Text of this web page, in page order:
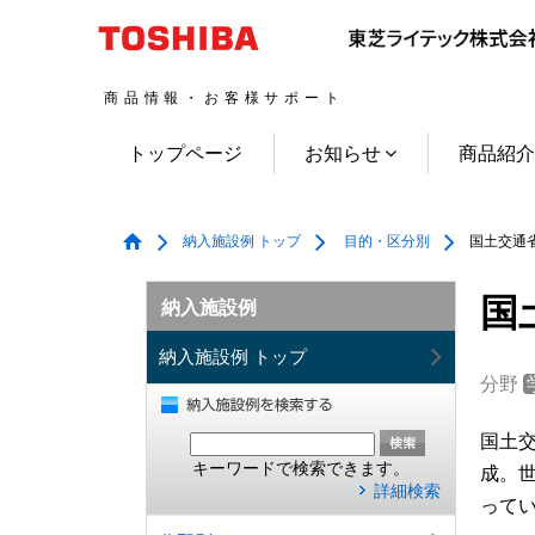
商品情報・お客様サポート
トップページ お知らせ 商品紹介
納入施設例 トップ 目的・区分別 国土交通
納入施設例
納入施設例 トップ
キーワードで検索できます。
詳細検索
分野
国土
成。
って